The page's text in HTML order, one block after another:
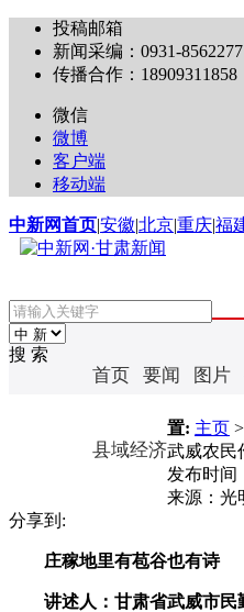
投稿邮箱
新闻采编：0931-8562277
传播合作：18909311858
微信
微博
客户端
移动端
中新网首页|安徽|北京|重庆|福
搜 索
首页 要闻 图片
县域经济
置: 主页 >
武威农民
发布时间
来源： 光
分享到:
庄稼地里有苞谷也有诗
讲述人：甘肃省武威市民